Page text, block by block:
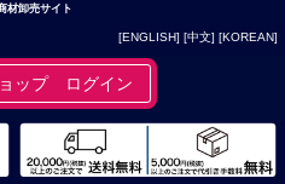
材卸売サイト
[ENGLISH] [中文] [KOREAN]
ップ ログイン